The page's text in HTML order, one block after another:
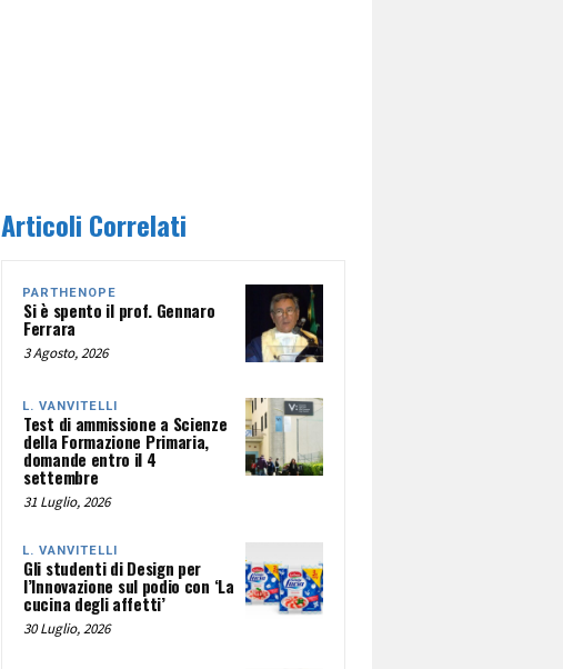
Articoli Correlati
PARTHENOPE
Si è spento il prof. Gennaro
Ferrara
3 Agosto, 2026
L. VANVITELLI
Test di ammissione a Scienze
della Formazione Primaria,
domande entro il 4
settembre
31 Luglio, 2026
L. VANVITELLI
Gli studenti di Design per
l’Innovazione sul podio con ‘La
cucina degli affetti’
30 Luglio, 2026